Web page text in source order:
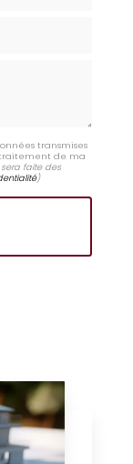
transmises
de ma
faite des
)